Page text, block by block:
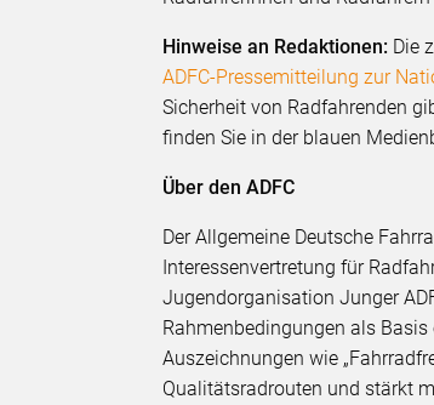
Hinweise an Redaktionen: Die
ADFC-Pressemitteilung zur
Sicherheit von Radfahrenden
finden Sie in der blauen
Über den ADFC
Der Allgemeine Deutsche
Interessenvertretung für
Jugendorganisation Junger
Rahmenbedingungen als
Auszeichnungen wie
Qualitätsradrouten und stärkt